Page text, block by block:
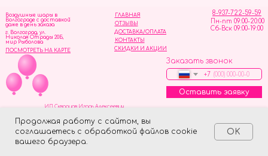
Продолжая работу с сайтом, вы
соглашаетесь с обработкой файлов cookie
вашего браузера.
OK
ОТЗЫВЫ
ГЛАВНАЯ
ДОСТАВКА/ОПЛАТА
СКИДКИ И АКЦИИ
КОНТАКТЫ
8-937-722-59-59
Пн-пт 09:00-20:00
Сб-Вск 09:00-19:00
Воздушные шары в
Волгограде с доставкой
даже в день заказа
Заказать звонок
+7
Оставить заявку
г. Волгоград, ул.
Николая Отрады 20Б,
мир Рыболова
ПОСМОТРЕТЬ НА КАРТЕ
ИП Скворцов Игорь Алексеевич
Made on Tilda